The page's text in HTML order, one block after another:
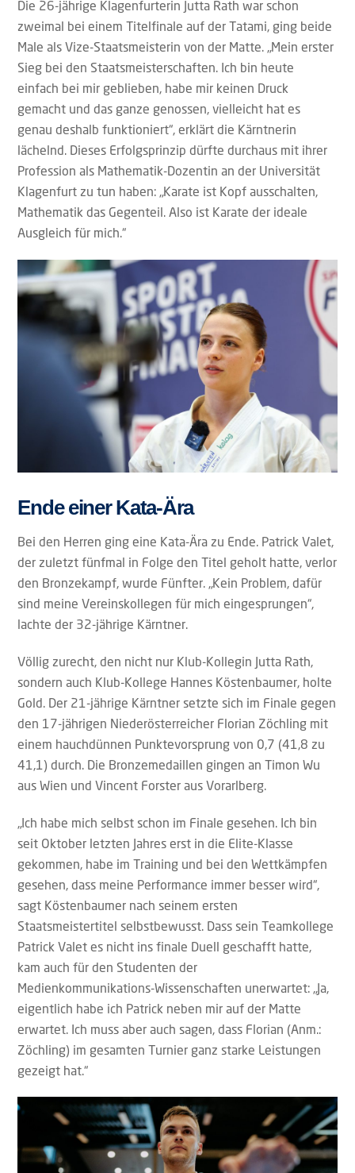
Die 26-jährige Klagenfurterin Jutta Rath war schon
zweimal bei einem Titelfinale auf der Tatami, ging beide
Male als Vize-Staatsmeisterin von der Matte. „Mein erster
Sieg bei den Staatsmeisterschaften. Ich bin heute
einfach bei mir geblieben, habe mir keinen Druck
gemacht und das ganze genossen, vielleicht hat es
genau deshalb funktioniert“, erklärt die Kärntnerin
lächelnd. Dieses Erfolgsprinzip dürfte durchaus mit ihrer
Profession als Mathematik-Dozentin an der Universität
Klagenfurt zu tun haben: „Karate ist Kopf ausschalten,
Mathematik das Gegenteil. Also ist Karate der ideale
Ausgleich für mich.“
Ende einer Kata-Ära
Bei den Herren ging eine Kata-Ära zu Ende. Patrick Valet,
der zuletzt fünfmal in Folge den Titel geholt hatte, verlor
den Bronzekampf, wurde Fünfter. „Kein Problem, dafür
sind meine Vereinskollegen für mich eingesprungen“,
lachte der 32-jährige Kärntner.
Völlig zurecht, den nicht nur Klub-Kollegin Jutta Rath,
sondern auch Klub-Kollege Hannes Köstenbaumer, holte
Gold. Der 21-jährige Kärntner setzte sich im Finale gegen
den 17-jährigen Niederösterreicher Florian Zöchling mit
einem hauchdünnen Punktevorsprung von 0,7 (41,8 zu
41,1) durch. Die Bronzemedaillen gingen an Timon Wu
aus Wien und Vincent Forster aus Vorarlberg.
„Ich habe mich selbst schon im Finale gesehen. Ich bin
seit Oktober letzten Jahres erst in die Elite-Klasse
gekommen, habe im Training und bei den Wettkämpfen
gesehen, dass meine Performance immer besser wird“,
sagt Köstenbaumer nach seinem ersten
Staatsmeistertitel selbstbewusst. Dass sein Teamkollege
Patrick Valet es nicht ins finale Duell geschafft hatte,
kam auch für den Studenten der
Medienkommunikations-Wissenschaften unerwartet: „Ja,
eigentlich habe ich Patrick neben mir auf der Matte
erwartet. Ich muss aber auch sagen, dass Florian (Anm.:
Zöchling) im gesamten Turnier ganz starke Leistungen
gezeigt hat.“